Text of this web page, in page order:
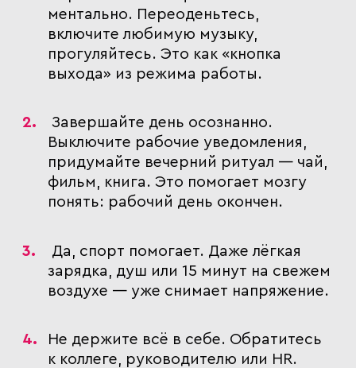
ментально. Переоденьтесь,
включите любимую музыку,
прогуляйтесь. Это как «кнопка
выхода» из режима работы.
Завершайте день осознанно.
Выключите рабочие уведомления,
придумайте вечерний ритуал — чай,
фильм, книга. Это помогает мозгу
понять: рабочий день окончен.
Да, спорт помогает. Даже лёгкая
зарядка, душ или 15 минут на свежем
воздухе — уже снимает напряжение.
Не держите всё в себе. Обратитесь
к коллеге, руководителю или HR.